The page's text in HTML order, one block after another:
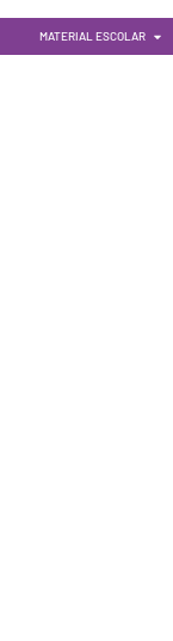
MATERIAL ESCOLAR